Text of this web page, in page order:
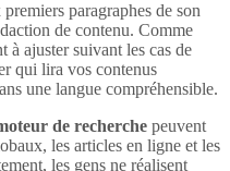
paragraphes de son
de contenu. Comme
à ajuster suivant les cas de
qui lira vos contenus
une langue compréhensible.
de recherche peuvent
les articles en ligne et les
les gens ne réalisent